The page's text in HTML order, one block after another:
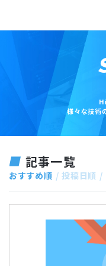
様々な技術
記事一覧
おすすめ順 投稿日順